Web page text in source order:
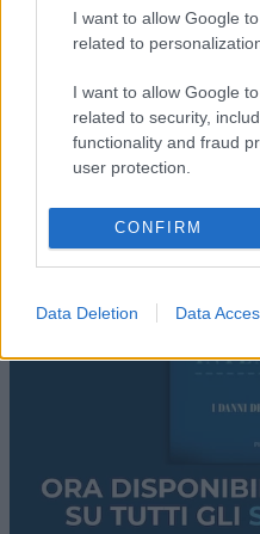
I want to allow Google
related to
I want to allow Google
related to security,
functionality and fraud
user protection.
CONFIRM
Data Deletion Data